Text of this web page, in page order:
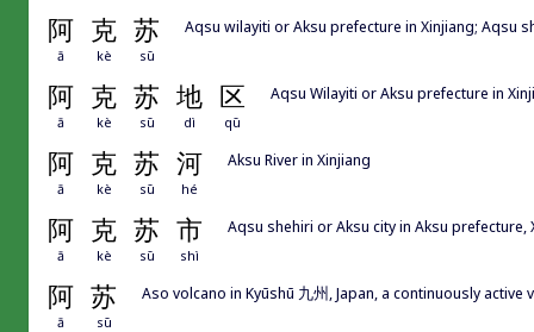
阿 克 苏
ā kè sū
Aqsu wilayiti or Aksu prefecture in Xinjiang; Aqsu
阿 克 苏 地 区
ā kè sū dì qū
Aqsu Wilayiti or Aksu prefecture in
阿 克 苏 河
ā kè sū hé
Aksu River in Xinjiang
阿 克 苏 市
ā kè sū shì
Aqsu shehiri or Aksu city in Aksu prefecture,
阿 苏
ā sū
Aso volcano in Kyūshū 九州, Japan, a continuously active